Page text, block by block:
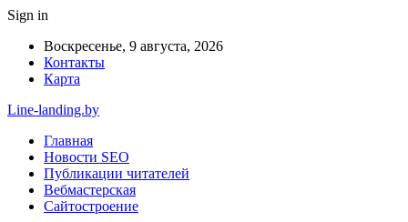
Sign in
Воскресенье, 9 августа, 2026
Контакты
Карта
Line-landing.by
Главная
Новости SEO
Публикации читателей
Вебмастерская
Сайтостроение